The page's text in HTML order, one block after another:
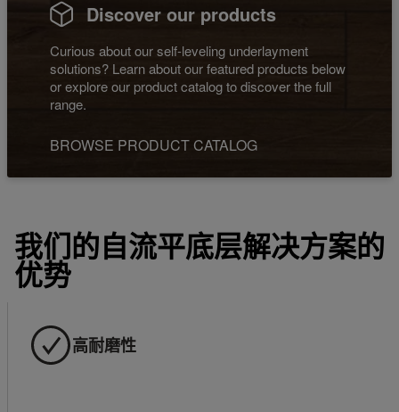
Discover our products
Curious about our self-leveling underlayment
solutions? Learn about our featured products below
or explore our product catalog to discover the full
range.
BROWSE PRODUCT CATALOG
我们的自流平底层解决方案的
优势
高耐磨性